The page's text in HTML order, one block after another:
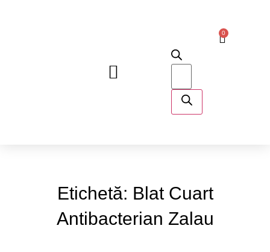
0
Etichetă: Blat Cuart
Antibacterian Zalau